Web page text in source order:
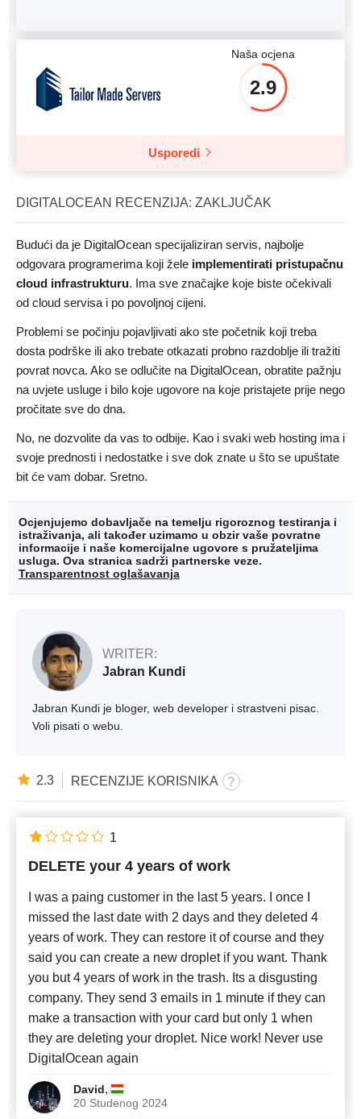
Naša ocjena
2.9
Usporedi
DIGITALOCEAN RECENZIJA: ZAKLJUČAK
Budući da je DigitalOcean specijaliziran servis, najbolje
odgovara programerima koji žele implementirati pristupačnu
cloud infrastrukturu. Ima sve značajke koje biste očekivali
od cloud servisa i po povoljnoj cijeni.
Problemi se počinju pojavljivati ako ste početnik koji treba
dosta podrške ili ako trebate otkazati probno razdoblje ili tražiti
povrat novca. Ako se odlučite na DigitalOcean, obratite pažnju
na uvjete usluge i bilo koje ugovore na koje pristajete prije nego
pročitate sve do dna.
No, ne dozvolite da vas to odbije. Kao i svaki web hosting ima i
svoje prednosti i nedostatke i sve dok znate u što se upuštate
bit će vam dobar. Sretno.
Ocjenjujemo dobavljače na temelju rigoroznog testiranja i
istraživanja, ali također uzimamo u obzir vaše povratne
informacije i naše komercijalne ugovore s pružateljima
usluga. Ova stranica sadrži partnerske veze.
Transparentnost oglašavanja
WRITER:
Jabran Kundi
Jabran Kundi je bloger, web developer i strastveni pisac.
Voli pisati o webu.
2.3 RECENZIJE KORISNIKA
DELETE your 4 years of work
I was a paing customer in the last 5 years. I once I
missed the last date with 2 days and they deleted 4
years of work. They can restore it of course and they
said you can create a new droplet if you want. Thank
you but 4 years of work in the trash. Its a disgusting
company. They send 3 emails in 1 minute if they can
make a transaction with your card but only 1 when
they are deleting your droplet. Nice work! Never use
DigitalOcean again
David,
20 Studenog 2024
1